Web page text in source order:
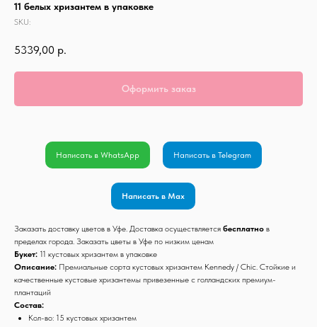
11 белых хризантем в упаковке
SKU:
5339,00 р.
Оформить заказ
Написать в WhatsApp Написать в Telegram
Написать в Max
Заказать доставку цветов в Уфе. Доставка осуществляется бесплатно в
пределах города. Заказать цветы в Уфе по низким ценам
Букет: 11 кустовых хризантем в упаковке
Описание: Премиальные сорта кустовых хризантем Kennedy / Chic. Стойкие и
качественные кустовые хризантемы привезенные с голландских премиум-
плантаций
Состав:
Кол-во: 15 кустовых хризантем